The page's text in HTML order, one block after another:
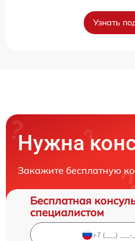
Узнать
Нужна
Закажите бесплатную
Бесплатная
специалистом